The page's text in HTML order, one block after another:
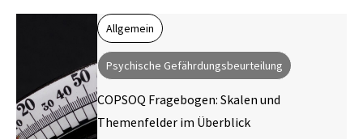
Allgemein
Psychische Gefährdungsbeurteilung
COPSOQ Fragebogen: Skalen und
Themenfelder im Überblick